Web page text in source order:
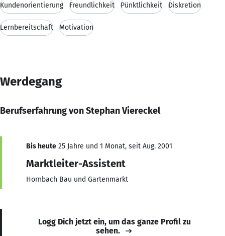
Kundenorientierung Freundlichkeit Pünktlichkeit Diskretion
Lernbereitschaft Motivation
Werdegang
Berufserfahrung von Stephan Viereckel
Bis heute 25 Jahre und 1 Monat, seit Aug. 2001
Marktleiter-Assistent
Hornbach Bau und Gartenmarkt
Logg Dich jetzt ein, um das ganze Profil zu
sehen.